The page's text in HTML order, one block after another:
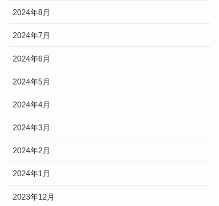
2024年8月
2024年7月
2024年6月
2024年5月
2024年4月
2024年3月
2024年2月
2024年1月
2023年12月